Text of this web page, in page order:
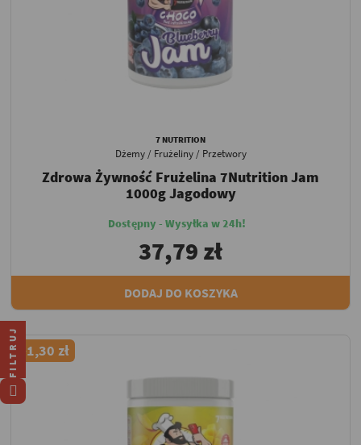
7 NUTRITION
Dżemy / Frużeliny / Przetwory
Zdrowa Żywność Frużelina 7Nutrition Jam
1000g Jagodowy
Dostępny - Wysyłka w 24h!
37,79 zł
DODAJ DO KOSZYKA
-1,30 zł
FILTRUJ